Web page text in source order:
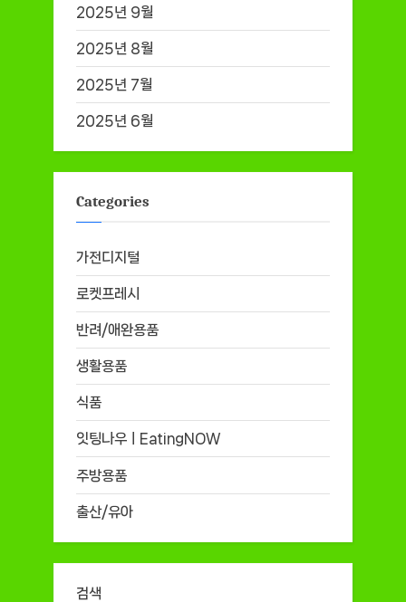
2025년 9월
2025년 8월
2025년 7월
2025년 6월
Categories
가전디지털
로켓프레시
반려/애완용품
생활용품
식품
잇팅나우ㅣEatingNOW
주방용품
출산/유아
검색